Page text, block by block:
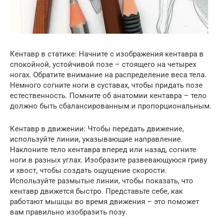
Кентавр в статике: Начните с изображения кентавра в
спокойной, устойчивой позе – стоящего на четырех
ногах. Обратите внимание на распределение веса тела.
Немного согните ноги в суставах, чтобы придать позе
естественность. Помните об анатомии кентавра – тело
должно быть сбалансированным и пропорциональным.
Кентавр в движении: Чтобы передать движение,
используйте линии, указывающие направление.
Наклоните тело кентавра вперед или назад, согните
ноги в разных углах. Изобразите развевающуюся гриву
и хвост, чтобы создать ощущение скорости.
Используйте размытые линии, чтобы показать, что
кентавр движется быстро. Представьте себе, как
работают мышцы во время движения – это поможет
вам правильно изобразить позу.